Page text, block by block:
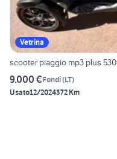
Vetrina
scooter piaggio mp3 plus 530
9.000 €Fondi(LT)
Usato12/2024372 Km